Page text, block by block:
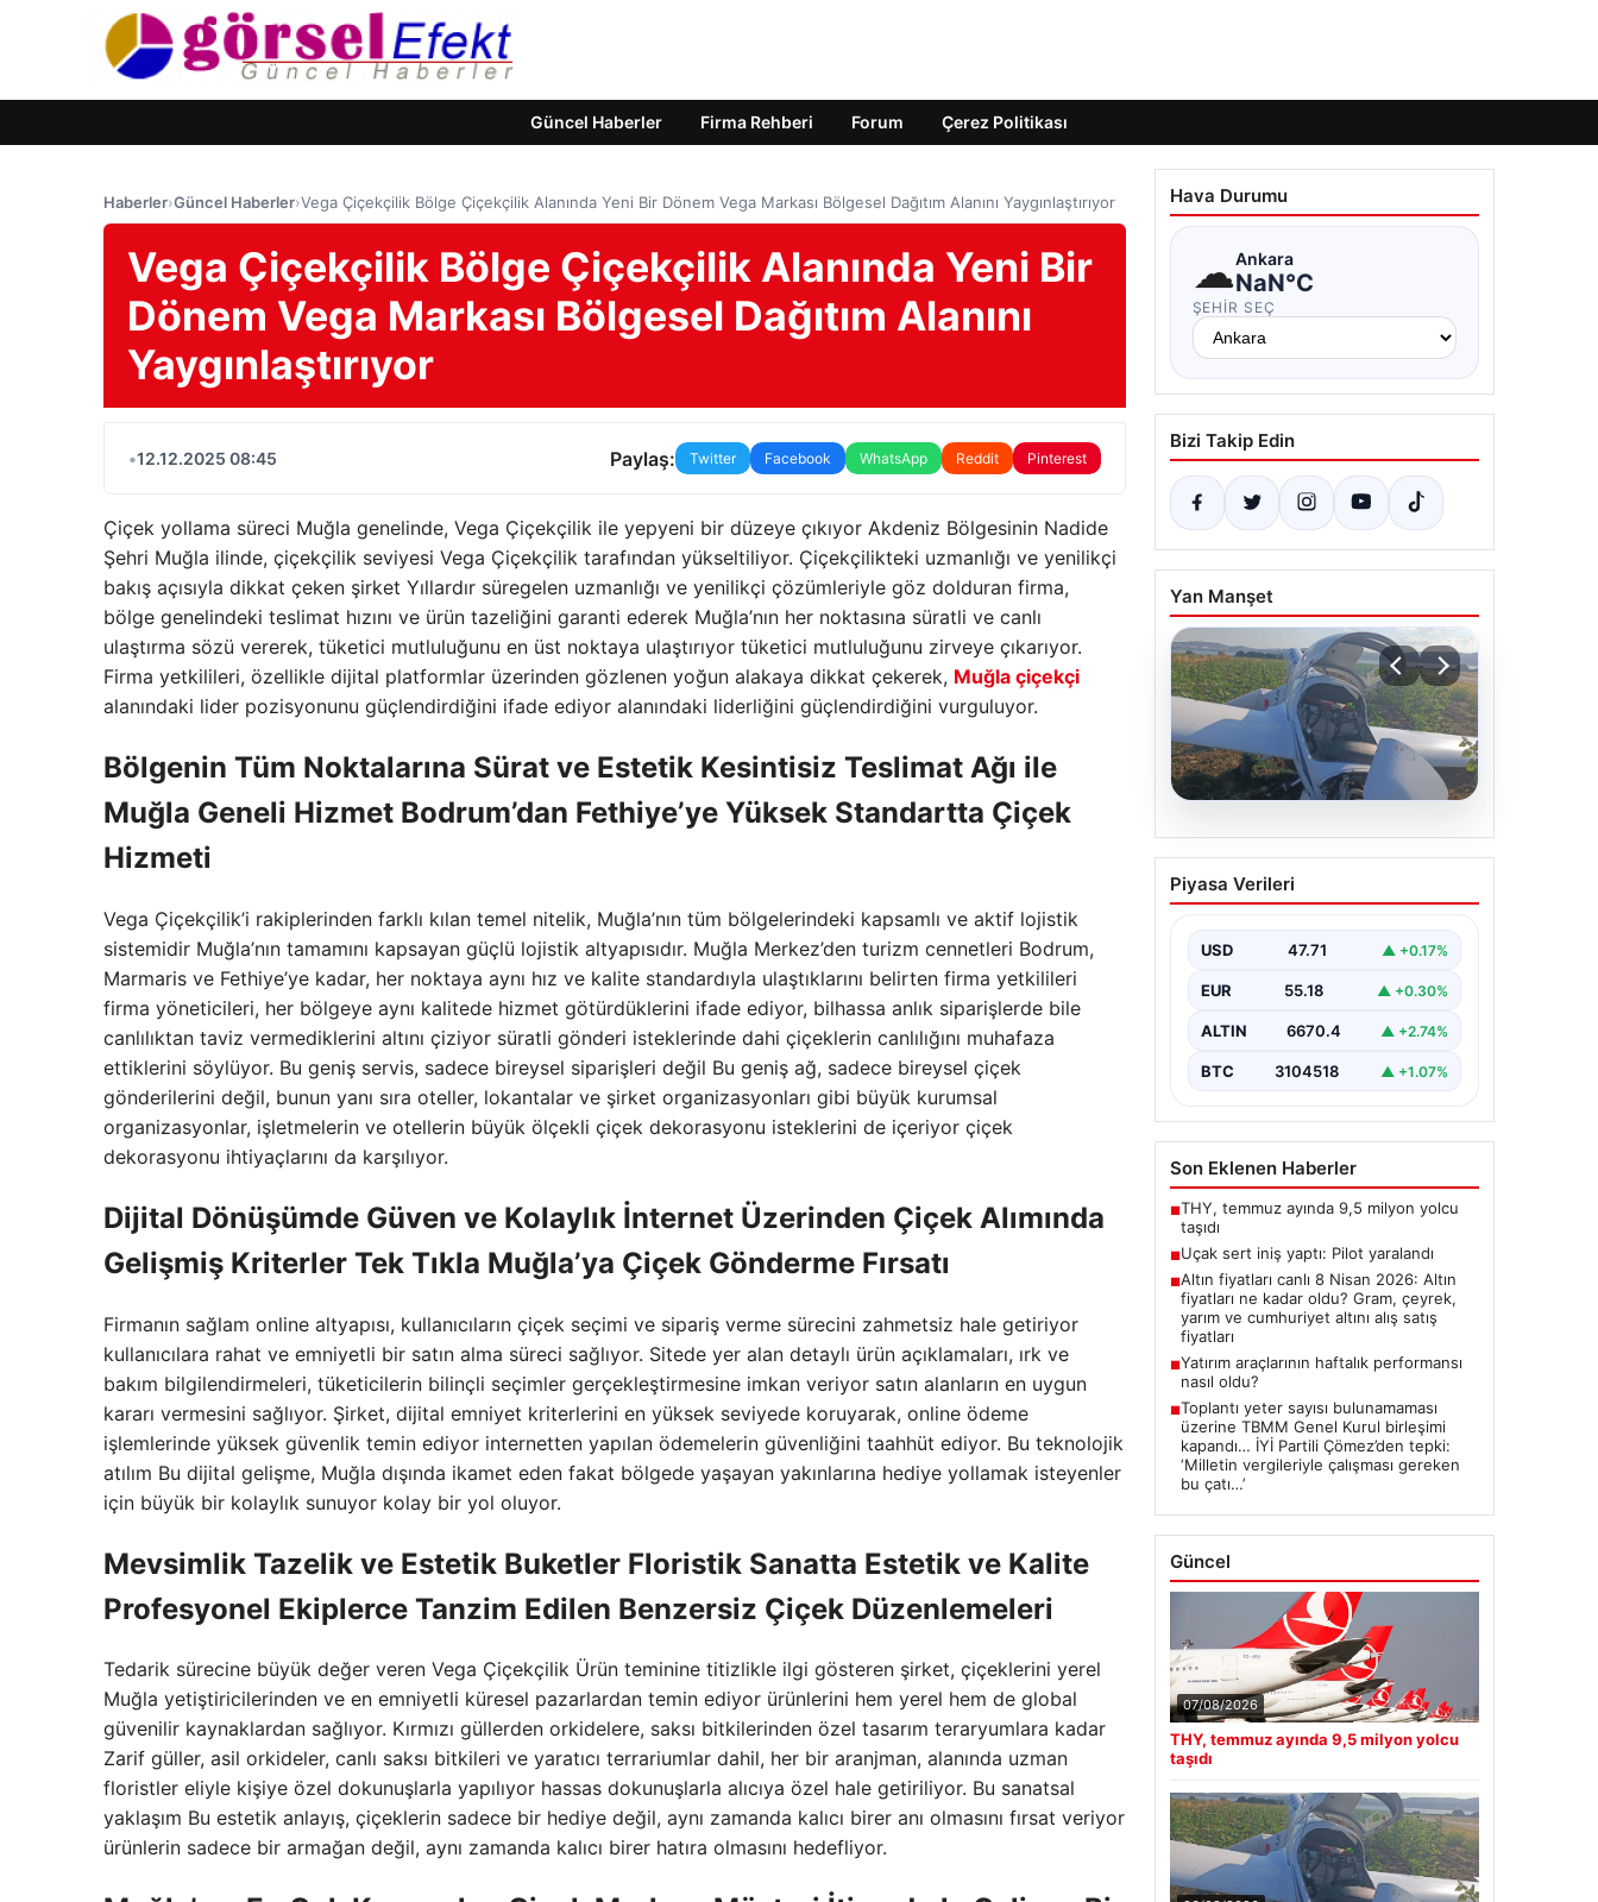
Güncel Haberler Firma Rehberi Forum Çerez Politikası
Haberler›Güncel Haberler›Vega Çiçekçilik Bölge Çiçekçilik Alanında Yeni Bir Dönem Vega Markası Bölgesel Dağıtım Alanını Yaygınlaştırıyor
Vega Çiçekçilik Bölge Çiçekçilik Alanında Yeni Bir
Dönem Vega Markası Bölgesel Dağıtım Alanını
Yaygınlaştırıyor
•12.12.2025 08:45 Paylaş: Twitter Facebook WhatsApp Reddit Pinterest
Çiçek yollama süreci Muğla genelinde, Vega Çiçekçilik ile yepyeni bir düzeye çıkıyor Akdeniz Bölgesinin Nadide
Şehri Muğla ilinde, çiçekçilik seviyesi Vega Çiçekçilik tarafından yükseltiliyor. Çiçekçilikteki uzmanlığı ve yenilikçi
bakış açısıyla dikkat çeken şirket Yıllardır süregelen uzmanlığı ve yenilikçi çözümleriyle göz dolduran firma,
bölge genelindeki teslimat hızını ve ürün tazeliğini garanti ederek Muğla’nın her noktasına süratli ve canlı
ulaştırma sözü vererek, tüketici mutluluğunu en üst noktaya ulaştırıyor tüketici mutluluğunu zirveye çıkarıyor.
Firma yetkilileri, özellikle dijital platformlar üzerinden gözlenen yoğun alakaya dikkat çekerek, Muğla çiçekçi
alanındaki lider pozisyonunu güçlendirdiğini ifade ediyor alanındaki liderliğini güçlendirdiğini vurguluyor.
Bölgenin Tüm Noktalarına Sürat ve Estetik Kesintisiz Teslimat Ağı ile
Muğla Geneli Hizmet Bodrum’dan Fethiye’ye Yüksek Standartta Çiçek
Hizmeti
Vega Çiçekçilik’i rakiplerinden farklı kılan temel nitelik, Muğla’nın tüm bölgelerindeki kapsamlı ve aktif lojistik
sistemidir Muğla’nın tamamını kapsayan güçlü lojistik altyapısıdır. Muğla Merkez’den turizm cennetleri Bodrum,
Marmaris ve Fethiye’ye kadar, her noktaya aynı hız ve kalite standardıyla ulaştıklarını belirten firma yetkilileri
firma yöneticileri, her bölgeye aynı kalitede hizmet götürdüklerini ifade ediyor, bilhassa anlık siparişlerde bile
canlılıktan taviz vermediklerini altını çiziyor süratli gönderi isteklerinde dahi çiçeklerin canlılığını muhafaza
ettiklerini söylüyor. Bu geniş servis, sadece bireysel siparişleri değil Bu geniş ağ, sadece bireysel çiçek
gönderilerini değil, bunun yanı sıra oteller, lokantalar ve şirket organizasyonları gibi büyük kurumsal
organizasyonlar, işletmelerin ve otellerin büyük ölçekli çiçek dekorasyonu isteklerini de içeriyor çiçek
dekorasyonu ihtiyaçlarını da karşılıyor.
Dijital Dönüşümde Güven ve Kolaylık İnternet Üzerinden Çiçek Alımında
Gelişmiş Kriterler Tek Tıkla Muğla’ya Çiçek Gönderme Fırsatı
Firmanın sağlam online altyapısı, kullanıcıların çiçek seçimi ve sipariş verme sürecini zahmetsiz hale getiriyor
kullanıcılara rahat ve emniyetli bir satın alma süreci sağlıyor. Sitede yer alan detaylı ürün açıklamaları, ırk ve
bakım bilgilendirmeleri, tüketicilerin bilinçli seçimler gerçekleştirmesine imkan veriyor satın alanların en uygun
kararı vermesini sağlıyor. Şirket, dijital emniyet kriterlerini en yüksek seviyede koruyarak, online ödeme
işlemlerinde yüksek güvenlik temin ediyor internetten yapılan ödemelerin güvenliğini taahhüt ediyor. Bu teknolojik
atılım Bu dijital gelişme, Muğla dışında ikamet eden fakat bölgede yaşayan yakınlarına hediye yollamak isteyenler
için büyük bir kolaylık sunuyor kolay bir yol oluyor.
Mevsimlik Tazelik ve Estetik Buketler Floristik Sanatta Estetik ve Kalite
Profesyonel Ekiplerce Tanzim Edilen Benzersiz Çiçek Düzenlemeleri
Tedarik sürecine büyük değer veren Vega Çiçekçilik Ürün teminine titizlikle ilgi gösteren şirket, çiçeklerini yerel
Muğla yetiştiricilerinden ve en emniyetli küresel pazarlardan temin ediyor ürünlerini hem yerel hem de global
güvenilir kaynaklardan sağlıyor. Kırmızı güllerden orkidelere, saksı bitkilerinden özel tasarım teraryumlara kadar
Zarif güller, asil orkideler, canlı saksı bitkileri ve yaratıcı terrariumlar dahil, her bir aranjman, alanında uzman
floristler eliyle kişiye özel dokunuşlarla yapılıyor hassas dokunuşlarla alıcıya özel hale getiriliyor. Bu sanatsal
yaklaşım Bu estetik anlayış, çiçeklerin sadece bir hediye değil, aynı zamanda kalıcı birer anı olmasını fırsat veriyor
ürünlerin sadece bir armağan değil, aynı zamanda kalıcı birer hatıra olmasını hedefliyor.
Hava Durumu
☁Ankara
NaN°C
ŞEHIR SEÇ
Bizi Takip Edin
Yan Manşet
06.08.2026
Uçak sert iniş yaptı:
Pilot yaralandı
Piyasa Verileri
USD 47.71 ▲ +0.17%
EUR 55.18 ▲ +0.30%
ALTIN 6670.4 ▲ +2.74%
BTC 3104518 ▲ +1.07%
Son Eklenen Haberler
■THY, temmuz ayında 9,5 milyon yolcu
taşıdı
■Uçak sert iniş yaptı: Pilot yaralandı
■Altın fiyatları canlı 8 Nisan 2026: Altın
fiyatları ne kadar oldu? Gram, çeyrek,
yarım ve cumhuriyet altını alış satış
fiyatları
■Yatırım araçlarının haftalık performansı
nasıl oldu?
■Toplantı yeter sayısı bulunamaması
üzerine TBMM Genel Kurul birleşimi
kapandı… İYİ Partili Çömez’den tepki:
‘Milletin vergileriyle çalışması gereken
bu çatı…’
Güncel
07/08/2026
THY, temmuz ayında 9,5 milyon yolcu
taşıdı